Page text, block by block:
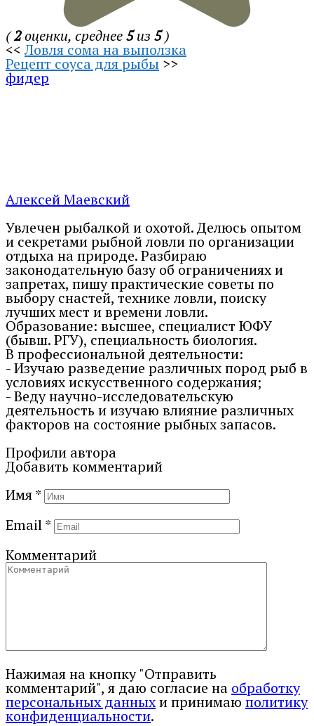
(2оценки, среднее5из 5)
<<Ловля сома на выползка
Рецепт соуса для рыбы>>
фидер
Алексей Маевский
Увлечен рыбалкой и охотой. Делюсь опытом
и секретами рыбной ловли по организации
отдыха на природе. Разбираю
законодательную базу об ограничениях и
запретах, пишу практические советы по
выбору снастей, технике ловли, поиску
лучших мест и времени ловли.
Образование: высшее, специалист ЮФУ
(бывш. РГУ), специальность биология.
В профессиональной деятельности:
- Изучаю разведение различных пород рыб в
условиях искусственного содержания;
- Веду научно-исследовательскую
деятельность и изучаю влияние различных
факторов на состояние рыбных запасов.
Профили автора
Добавить комментарий
Имя*
Email*
Комментарий
Нажимая на кнопку "Отправить
комментарий", я даю согласие на обработку
персональных данныхи принимаюполитику
конфиденциальности.